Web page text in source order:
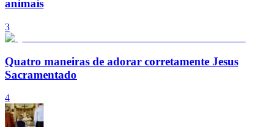
animais
3
Quatro maneiras de adorar corretamente Jesus
Sacramentado
4